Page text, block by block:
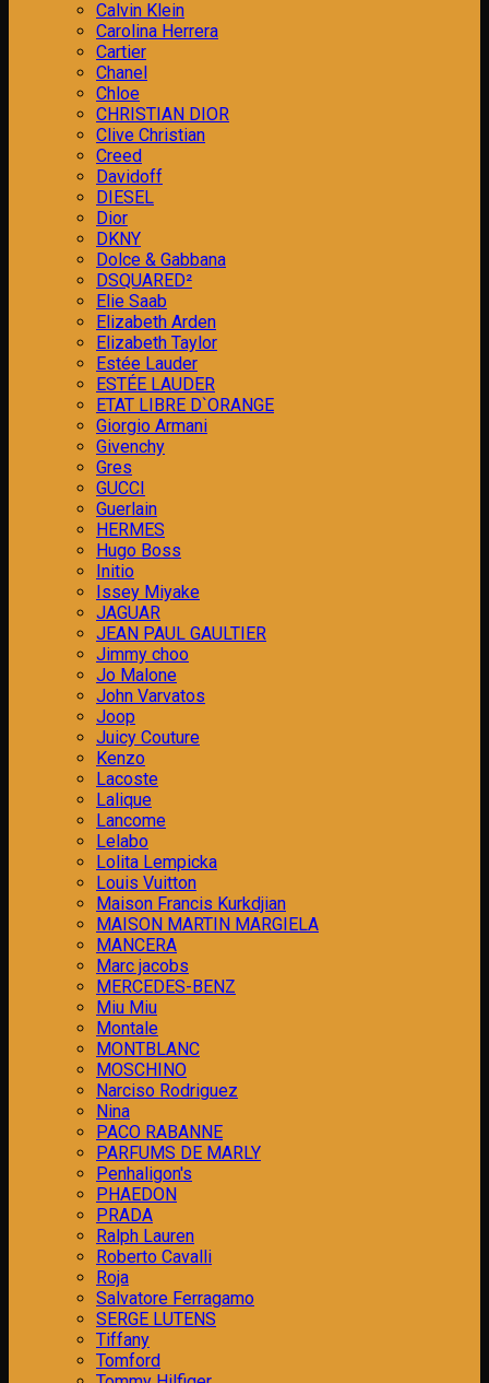
Calvin Klein
Carolina Herrera
Cartier
Chanel
Chloe
CHRISTIAN DIOR
Clive Christian
Creed
Davidoff
DIESEL
Dior
DKNY
Dolce & Gabbana
DSQUARED²
Elie Saab
Elizabeth Arden
Elizabeth Taylor
Estée Lauder
ESTÉE LAUDER
ETAT LIBRE D`ORANGE
Giorgio Armani
Givenchy
Gres
GUCCI
Guerlain
HERMES
Hugo Boss
Initio
Issey Miyake
JAGUAR
JEAN PAUL GAULTIER
Jimmy choo
Jo Malone
John Varvatos
Joop
Juicy Couture
Kenzo
Lacoste
Lalique
Lancome
Lelabo
Lolita Lempicka
Louis Vuitton
Maison Francis Kurkdjian
MAISON MARTIN MARGIELA
MANCERA
Marc jacobs
MERCEDES-BENZ
Miu Miu
Montale
MONTBLANC
MOSCHINO
Narciso Rodriguez
Nina
PACO RABANNE
PARFUMS DE MARLY
Penhaligon's
PHAEDON
PRADA
Ralph Lauren
Roberto Cavalli
Roja
Salvatore Ferragamo
SERGE LUTENS
Tiffany
Tomford